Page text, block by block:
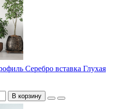
Серебро вставка Глухая
В корзину